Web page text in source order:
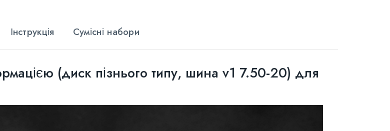
Інструкція Сумісні набори
(диск пізнього типу, шина v1 7.50-20) для